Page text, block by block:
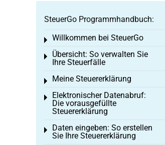
SteuerGo Programmhandbuch:
Willkommen bei SteuerGo
Toggle menu
Übersicht: So verwalten Sie
Ihre Steuerfälle
Toggle menu
Meine Steuererklärung
Toggle menu
Elektronischer Datenabruf:
Die vorausgefüllte
Steuererklärung
Toggle menu
Daten eingeben: So erstellen
Sie Ihre Steuererklärung
Toggle menu